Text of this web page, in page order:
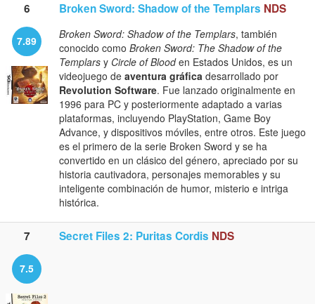
6 Broken Sword: Shadow of the Templars NDS
7.89 Broken Sword: Shadow of the Templars, también
conocido como Broken Sword: The Shadow of the
Templars y Circle of Blooden Estados Unidos, es un
videojuego de aventura gráfica desarrollado por
Revolution Software. Fue lanzado originalmente en
1996 para PC y posteriormente adaptado a varias
plataformas, incluyendo PlayStation, Game Boy
Advance, y dispositivos móviles, entre otros. Este juego
es el primero de la serie Broken Sword y se ha
convertido en un clásico del género, apreciado por su
historia cautivadora, personajes memorables y su
inteligente combinación de humor, misterio e intriga
histórica.
7 Secret Files 2: Puritas Cordis NDS
7.5